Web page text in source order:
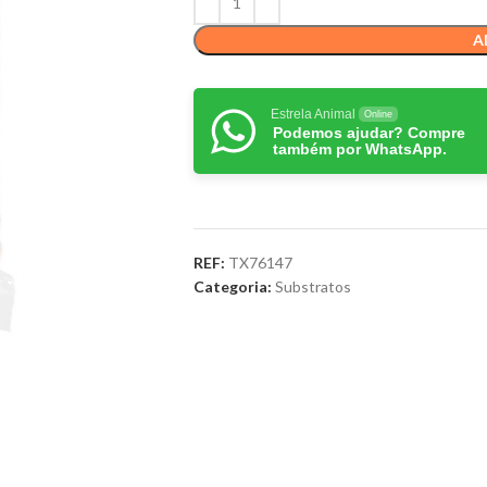
Estrela Animal Online
Podemos ajudar? Compre
também por WhatsApp.
REF: TX76147
Categoria: Substratos